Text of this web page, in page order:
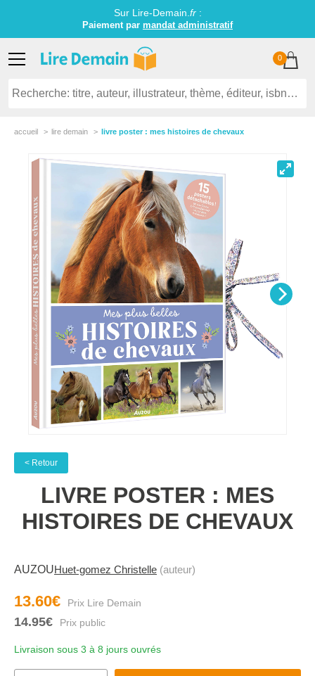
Sur Lire-Demain. fr:
Paiement par mandat administratif
0
accueil lire demain livre poster : mes histoires de chevaux
< Retour
LIVRE POSTER : MES
HISTOIRES DE CHEVAUX
AUZOUHuet-gomez Christelle (auteur)
13.60€
14.95€
Livraison sous 3 à 8 jours ouvrés